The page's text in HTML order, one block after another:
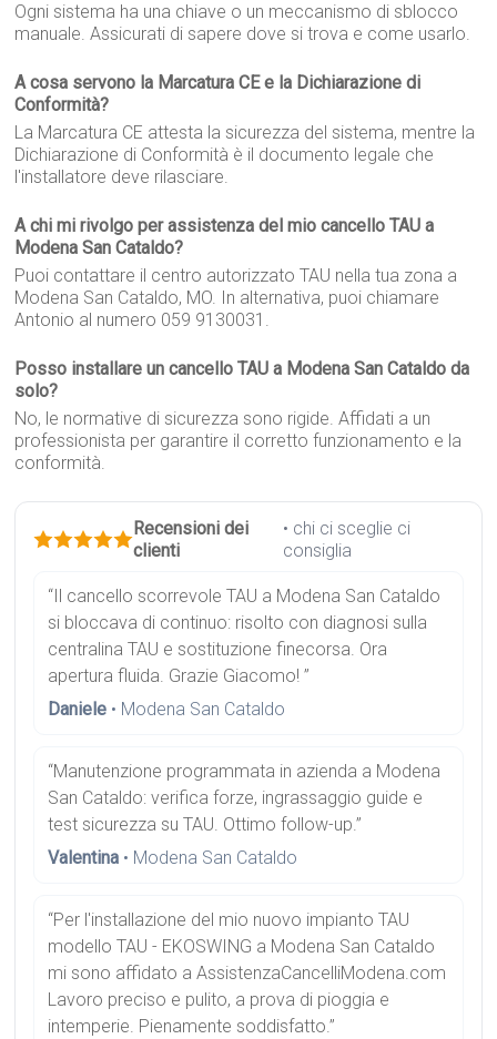
Ogni sistema ha una chiave o un meccanismo di sblocco
manuale. Assicurati di sapere dove si trova e come usarlo.
A cosa servono la Marcatura CE e la Dichiarazione di
Conformità?
La Marcatura CE attesta la sicurezza del sistema, mentre la
Dichiarazione di Conformità è il documento legale che
l'installatore deve rilasciare.
A chi mi rivolgo per assistenza del mio cancello TAU a
Modena San Cataldo?
Puoi contattare il centro autorizzato TAU nella tua zona a
Modena San Cataldo, MO. In alternativa, puoi chiamare
Antonio al numero 059 9130031.
Posso installare un cancello TAU a Modena San Cataldo da
solo?
No, le normative di sicurezza sono rigide. Affidati a un
professionista per garantire il corretto funzionamento e la
conformità.
Recensioni dei
clienti
• chi ci sceglie ci
consiglia
“Il cancello scorrevole TAU a Modena San Cataldo
si bloccava di continuo: risolto con diagnosi sulla
centralina TAU e sostituzione finecorsa. Ora
apertura fluida. Grazie Giacomo! ”
Daniele • Modena San Cataldo
“Manutenzione programmata in azienda a Modena
San Cataldo: verifica forze, ingrassaggio guide e
test sicurezza su TAU. Ottimo follow-up.”
Valentina • Modena San Cataldo
“Per l'installazione del mio nuovo impianto TAU
modello TAU - EKOSWING a Modena San Cataldo
mi sono affidato a AssistenzaCancelliModena.com
Lavoro preciso e pulito, a prova di pioggia e
intemperie. Pienamente soddisfatto.”